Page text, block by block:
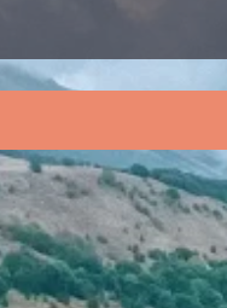
Heymondo